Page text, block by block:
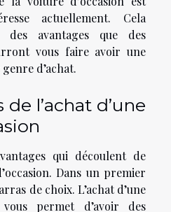
actuellement. Cela
des avantages que des
vous faire avoir une
d’achat.
de l’achat d’une
qui découlent de
Dans un premier
de choix. L’achat d’une
permet d’avoir des